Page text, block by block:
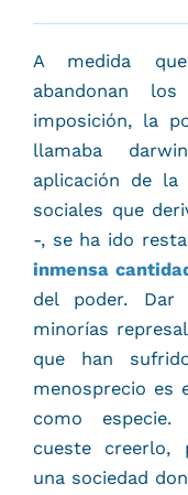
A medida
abandonan
imposición, la
llamaba
aplicación de
sociales que
-, se ha ido
inmensa
del poder. Dar
minorías
que han
menosprecio es
como especie.
cueste creerlo,
una sociedad